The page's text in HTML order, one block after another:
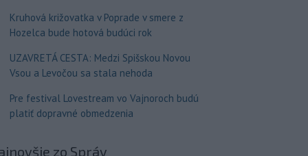
Kruhová križovatka v Poprade v smere z
Hozelca bude hotová budúci rok
UZAVRETÁ CESTA: Medzi Spišskou Novou
Vsou a Levočou sa stala nehoda
Pre festival Lovestream vo Vajnoroch budú
platiť dopravné obmedzenia
zo Správ